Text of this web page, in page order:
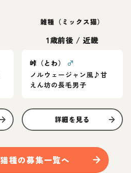
雑種（ミックス猫）
1歳前後 / 近畿
峠（とわ）
♂
ノルウェージャン風♪甘
えん坊の長毛男子
詳細を見る
猫種の募集一覧へ